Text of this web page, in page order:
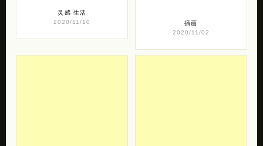
灵感 生活
2020/11/10
插画
2020/11/02